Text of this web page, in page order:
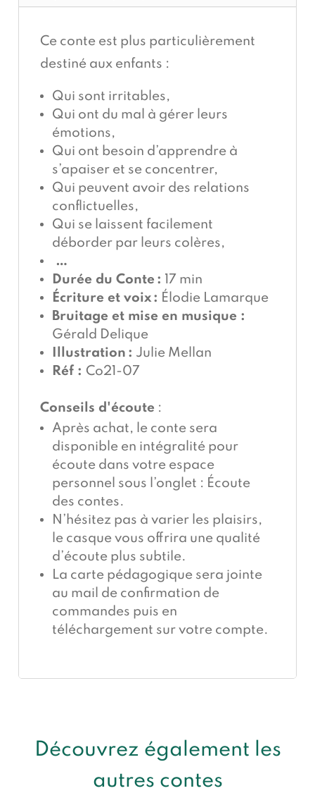
Ce conte est plus particulièrement
destiné aux enfants :
Qui sont irritables,
Qui ont du mal à gérer leurs
émotions,
Qui ont besoin d’apprendre à
s’apaiser et se concentrer,
Qui peuvent avoir des relations
conflictuelles,
Qui se laissent facilement
déborder par leurs colères,
…
Durée du Conte : 17 min
Écriture et voix : Élodie Lamarque
Bruitage et mise en musique :
Gérald Delique
Illustration : Julie Mellan
Réf : Co21-07
Conseils d'écoute :
Après achat, le conte sera
disponible en intégralité pour
écoute dans votre espace
personnel sous l’onglet : Écoute
des contes.
N’hésitez pas à varier les plaisirs,
le casque vous offrira une qualité
d’écoute plus subtile.
La carte pédagogique sera jointe
au mail de confirmation de
commandes puis en
téléchargement sur votre compte.
Découvrez également les
autres contes